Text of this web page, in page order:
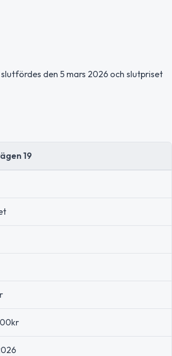
den 5 mars 2026 och slutpriset
19